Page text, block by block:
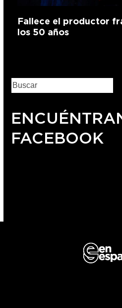
Fallece el productor
los 50 años
FACEBOOK